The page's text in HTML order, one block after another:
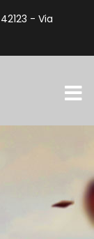
42123 - Via